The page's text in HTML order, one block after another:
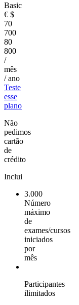
Basic
€ $
70
700
80
800
/
mês
/ ano
Teste
esse
plano
Não
pedimos
cartão
de
crédito
Inclui
3.000
Número
máximo
de
exames/cursos
iniciados
por
mês
Participantes
ilimitados